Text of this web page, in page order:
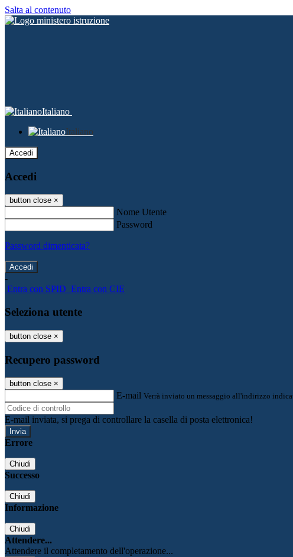
Salta al contenuto
Italiano
Italiano
Accedi
Accedi
button close ×
Nome Utente
Password
Password dimenticata?
-
Entra con SPID Entra con CIE
Seleziona utente
button close ×
Recupero password
button close ×
E-mail Verrà inviato un messaggio all'indirizzo
E-mail inviata, si prega di controllare la casella di posta elettronica!
Errore
Chiudi
Successo
Chiudi
Informazione
Chiudi
Attendere...
Attendere il completamento dell'operazione...